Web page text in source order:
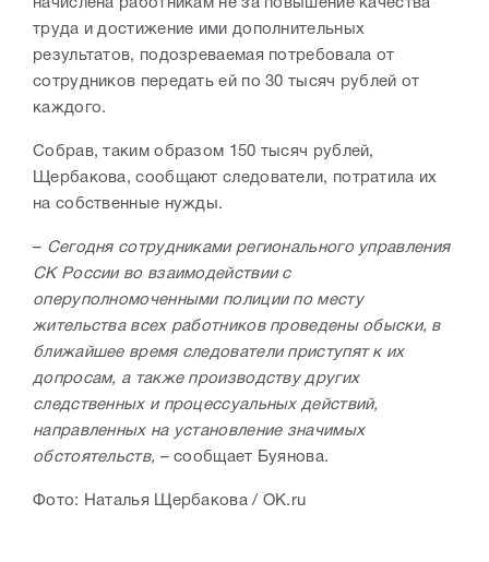
начислена работникам не за повышение качества
труда и достижение ими дополнительных
результатов, подозреваемая потребовала от
сотрудников передать ей по 30 тысяч рублей от
каждого.
Собрав, таким образом 150 тысяч рублей,
Щербакова, сообщают следователи, потратила их
на собственные нужды.
– Сегодня сотрудниками регионального управления
СК России во взаимодействии с
оперуполномоченными полиции по месту
жительства всех работников проведены обыски, в
ближайшее время следователи приступят к их
допросам, а также производству других
следственных и процессуальных действий,
направленных на установление значимых
обстоятельств, – сообщает Буянова.
Фото: Наталья Щербакова / OK.ru